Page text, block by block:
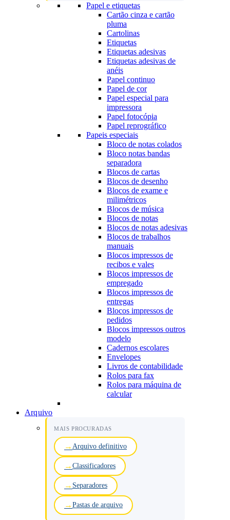
Papel e etiquetas
Cartão cinza e cartão
pluma
Cartolinas
Etiquetas
Etiquetas adesivas
Etiquetas adesivas de
anéis
Papel continuo
Papel de cor
Papel especial para
impressora
Papel fotocópia
Papel reprográfico
Papeis especiais
Bloco de notas colados
Bloco notas bandas
separadora
Blocos de cartas
Blocos de desenho
Blocos de exame e
milimétricos
Blocos de música
Blocos de notas
Blocos de notas adesivas
Blocos de trabalhos
manuais
Blocos impressos de
recibos e vales
Blocos impressos de
empregado
Blocos impressos de
entregas
Blocos impressos de
pedidos
Blocos impressos outros
modelo
Cadernos escolares
Envelopes
Livros de contabilidade
Rolos para fax
Rolos para máquina de
calcular
Arquivo
MAIS PROCURADAS
Arquivo definitivo
Classificadores
Separadores
Pastas de arquivo